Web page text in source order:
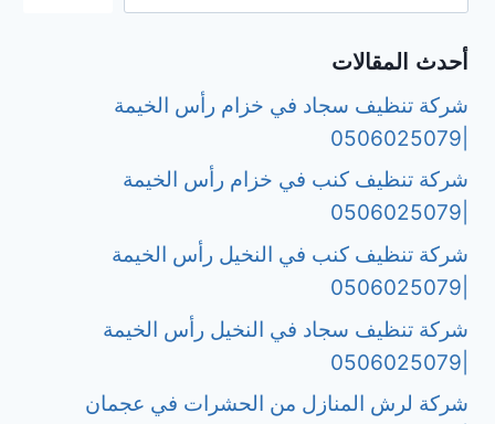
أحدث المقالات
شركة تنظيف سجاد في خزام رأس الخيمة
شركة تنظيف كنب في خزام رأس الخيمة
شركة تنظيف كنب في النخيل رأس الخيمة
شركة تنظيف سجاد في النخيل رأس الخيمة
شركة لرش المنازل من الحشرات في عجمان